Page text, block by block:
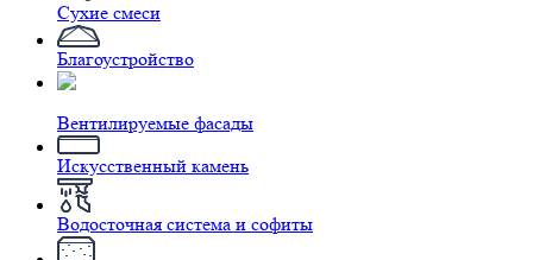
Сухие смеси
Благоустройство
Вентилируемые фасады
Искусственный камень
Водосточная система и софиты